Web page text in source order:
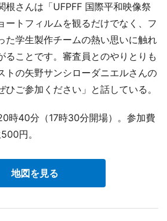
根さんは「UFPFF 国際平和映像祭
ートフィルムを観るだけでなく、フ
た学生製作チームの熱い思いに触れ
ることです。審査員とのやりとりも
トの矢野サンシローダニエルさんの
ご参加ください」と話している。
時40分（17時30分開場）。参加費
円。
地図を見る